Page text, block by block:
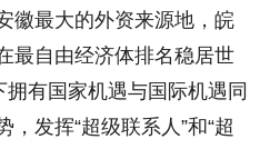
徽最大的外资来源地，皖
最自由经济体排名稳居世
拥有国家机遇与国际机遇同
发挥“超级联系人”和“超